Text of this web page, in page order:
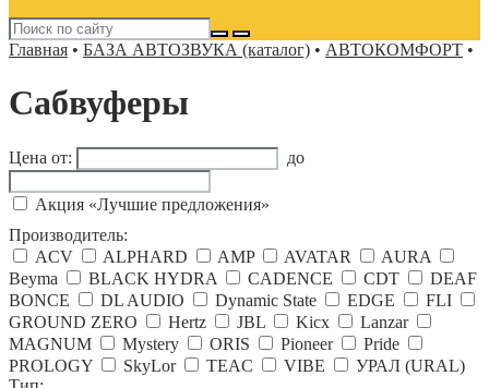
Главная • БАЗА АВТОЗВУКА (каталог) • АВТОКОМФОРТ •
Сабвуферы
Цена от: до
Акция «Лучшие предложения»
Производитель:
ACV
ALPHARD AMP AVATAR
AURA
Beyma
BLACK HYDRA CADENCE CDT
DEAF
BONCE
DL AUDIO Dynamic State EDGE
FLI
GROUND ZERO
Hertz JBL Kicx
Lanzar
MAGNUM
Mystery ORIS Pioneer
Pride
PROLOGY
SkyLor TEAC VIBE
УРАЛ (URAL)